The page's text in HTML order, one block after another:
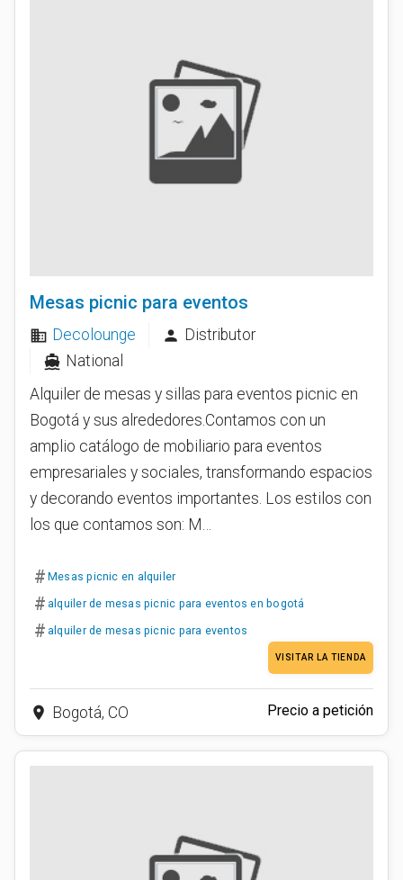
Mesas picnic para eventos
business Decolounge person Distributor
directions_boat National
Alquiler de mesas y sillas para eventos picnic en
Bogotá y sus alrededores.Contamos con un
amplio catálogo de mobiliario para eventos
empresariales y sociales, transformando espacios
y decorando eventos importantes. Los estilos con
los que contamos son: M…
# Mesas picnic en alquiler
# alquiler de mesas picnic para eventos en bogotá
# alquiler de mesas picnic para eventos
VISITAR LA TIENDA
place Bogotá, CO Precio a petición